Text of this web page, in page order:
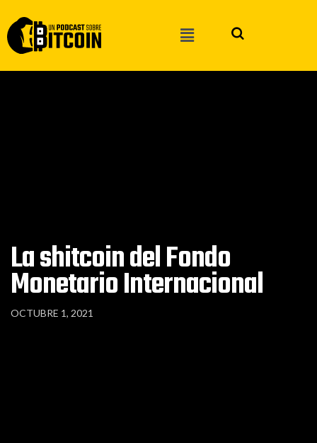
La shitcoin del Fondo
Monetario Internacional
OCTUBRE 1, 2021